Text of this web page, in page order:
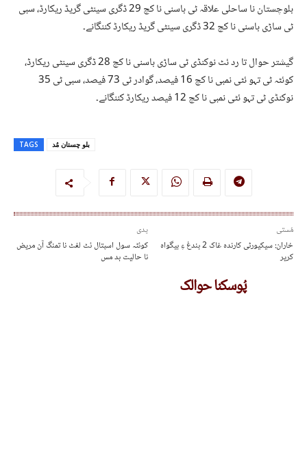
بلوچستان نا ساحلی علاقہ ٹی باسنی نا کچ 29 ڈگری سینٹی گریڈ ریکارڈ، سبی
ٹی ساڑی باسنی نا کچ 32 ڈگری سینٹی گریڈ ریکارڈ کننگانے۔
گیشتر حوال تا رد ئٹ نوکنڈی ٹی ساڑی باسنی نا کچ 28 ڈگری سینٹی ریکارڈ،
کوئٹہ ٹی تہو ئٹی نمبی نا کچ 16 فیصد، گوادر ٹی 73 فیصد، سبی ٹی 35
نوکنڈی ٹی تہو ئٹی نمبی نا کچ 12 فیصد ریکارڈ کننگانے۔
TAGS بلو چستان مُد
پدی
کوئٹہ سول اسپتال ئٹ لفٹ نا تمنگ آن مریض
نا حالیت بد مس
مُستی
خاران: سیکیورٹی کارندہ غاک 2 بندغ ءِ بیگواہ
کریر
پُوسکنا حوالک